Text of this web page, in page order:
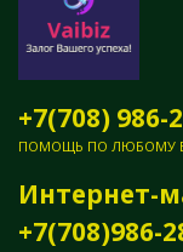
+7(708)
ПОМОЩЬ ПО ЛЮБОМУ
Интернет-
+7(708)986-